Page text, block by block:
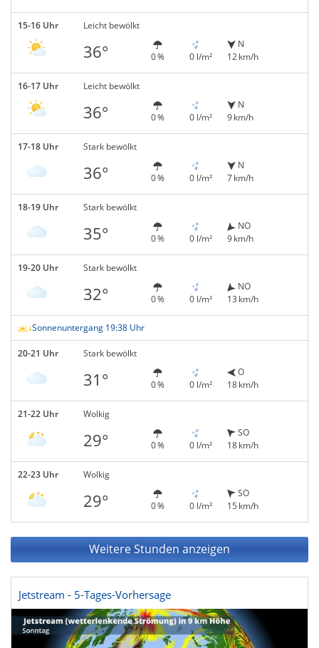
15-16 Uhr Leicht bewölkt
36° 0 % 0 l/m²
N
12 km/h
16-17 Uhr Leicht bewölkt
36° 0 % 0 l/m²
N
9 km/h
17-18 Uhr Stark bewölkt
36° 0 % 0 l/m²
N
7 km/h
18-19 Uhr Stark bewölkt
35° 0 % 0 l/m²
NO
9 km/h
19-20 Uhr Stark bewölkt
32° 0 % 0 l/m²
NO
13 km/h
Sonnenuntergang 19:38 Uhr
20-21 Uhr Stark bewölkt
31° 0 % 0 l/m²
O
18 km/h
21-22 Uhr Wolkig
29° 0 % 0 l/m²
SO
18 km/h
22-23 Uhr Wolkig
29° 0 % 0 l/m²
SO
15 km/h
Weitere Stunden anzeigen
Jetstream - 5-Tages-Vorhersage